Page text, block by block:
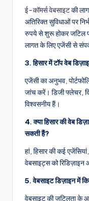
ई-कॉमर्स वेबसाइटकी
अतिरिक्त सुविधाओं पर
रुपये से शुरू होकर जटिल
लागत के लिए एजेंसी से
3. हिसार में टॉप वेब
एजेंसी का अनुभव,
जांच करें। डिजी फ्लेचर,
विश्वसनीय हैं।
4. क्या हिसार की वेब
सकती हैं?
हां, हिसार की कई
वेबसाइट्स को
5. वेबसाइट डिज़ाइन में
वेबसाइट की जटिलता के